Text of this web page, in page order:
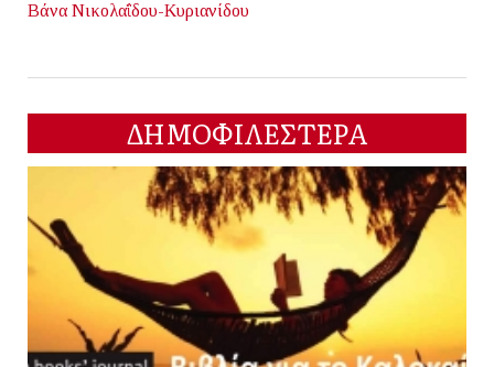
Βάνα Νικολαΐδου-Κυριανίδου
ΔΗΜΟΦΙΛΕΣΤΕΡΑ